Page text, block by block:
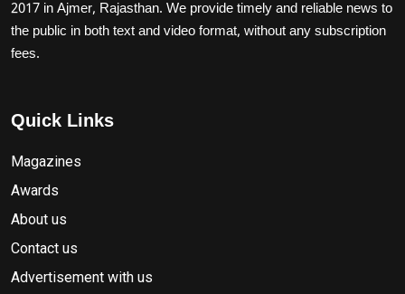
2017 in Ajmer, Rajasthan. We provide timely and reliable news to
the public in both text and video format, without any subscription
fees.
Quick Links
Magazines
Awards
About us
Contact us
Advertisement with us